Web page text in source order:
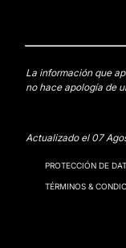
La información que
no hace apología de
Actualizado el 07
PROTECCIÓN DE
TÉRMINOS &